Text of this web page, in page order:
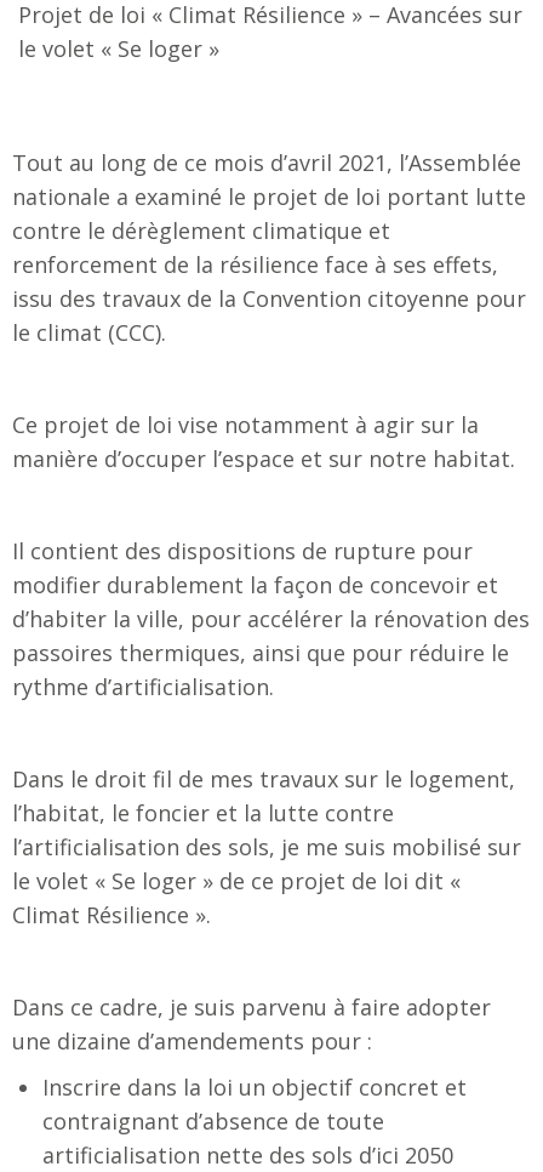
Projet de loi « Climat Résilience » – Avancées sur
le volet « Se loger »
Tout au long de ce mois d’avril 2021, l’Assemblée
nationale a examiné le projet de loi portant lutte
contre le dérèglement climatique et
renforcement de la résilience face à ses effets,
issu des travaux de la Convention citoyenne pour
le climat (CCC).
Ce projet de loi vise notamment à agir sur la
manière d’occuper l’espace et sur notre habitat.
Il contient des dispositions de rupture pour
modifier durablement la façon de concevoir et
d’habiter la ville, pour accélérer la rénovation des
passoires thermiques, ainsi que pour réduire le
rythme d’artificialisation.
Dans le droit fil de mes travaux sur le logement,
l’habitat, le foncier et la lutte contre
l’artificialisation des sols, je me suis mobilisé sur
le volet « Se loger » de ce projet de loi dit «
Climat Résilience ».
Dans ce cadre, je suis parvenu à faire adopter
une dizaine d’amendements pour :
Inscrire dans la loi un objectif concret et
contraignant d’absence de toute
artificialisation nette des sols d’ici 2050